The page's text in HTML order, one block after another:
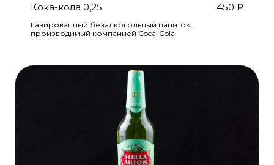
Кока-кола 0,25 450 ₽
Газированный безалкогольный напиток,
производимый компанией Coca-Cola.